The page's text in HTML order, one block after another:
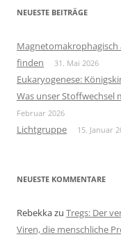
NEUESTE BEITRÄGE
Magnetomakrophagisch
finden
31. Mai 2026
Eukaryogenese:
Was unser
Februar 2026
Lichtgruppe 15. Januar
NEUESTE KOMMENTARE
Rebekkazu Tregs: Der
Viren, die menschliche